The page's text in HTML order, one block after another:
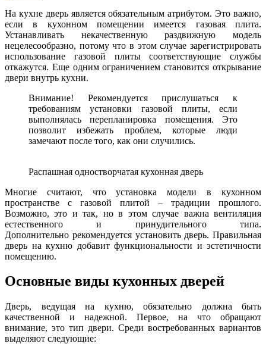
На кухне дверь является обязательным атрибутом. Это важно,
если в кухонном помещении имеется газовая плита.
Устанавливать некачественную раздвижную модель
нецелесообразно, потому что в этом случае зарегистрировать
использование газовой плиты соответствующие службы
откажутся. Еще одним ограничением становится открывание
двери внутрь кухни.
Внимание! Рекомендуется прислушаться к
требованиям установки газовой плиты, если
выполнялась перепланировка помещения. Это
позволит избежать проблем, которые люди
замечают после того, как они случились.
Распашная одностворчатая кухонная дверь
Многие считают, что установка модели в кухонном
пространстве с газовой плитой – традиции прошлого.
Возможно, это и так, но в этом случае важна вентиляция
естественного и принудительного типа.
Дополнительно рекомендуется установить дверь. Правильная
дверь на кухню добавит функциональности и эстетичности
помещению.
Основные виды кухонных дверей
Дверь, ведущая на кухню, обязательно должна быть
качественной и надежной. Первое, на что обращают
внимание, это тип двери. Среди востребованных вариантов
выделяют следующие: